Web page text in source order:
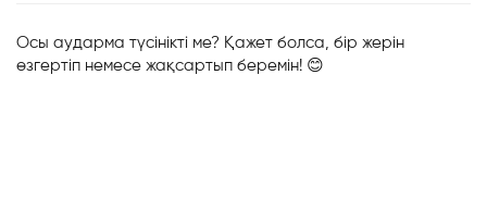
Осы аударма түсінікті ме? Қажет болса, бір жерін
өзгертіп немесе жақсартып беремін! 😊